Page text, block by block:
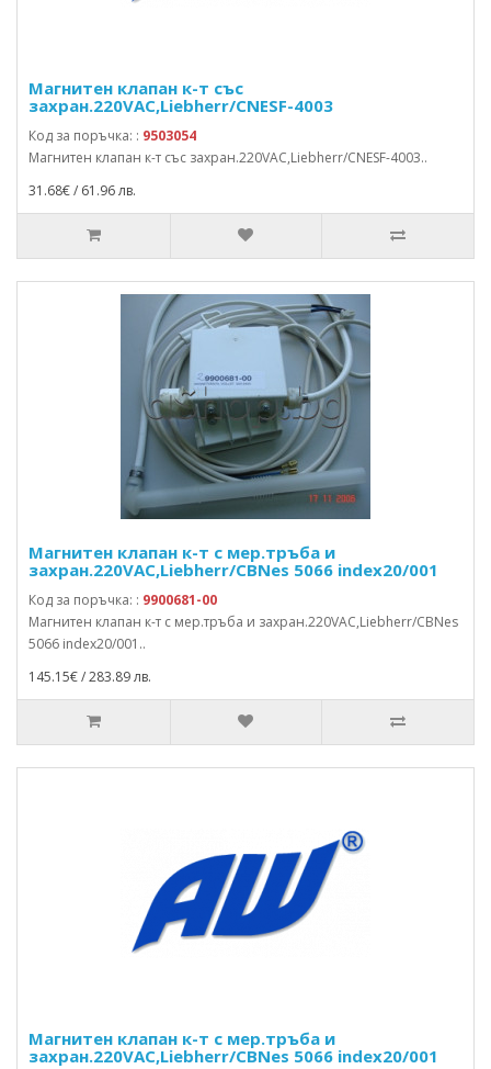
Магнитен клапан к-т със
захран.220VAC,Liebherr/CNESF-4003
Код за поръчка: : 9503054
Магнитен клапан к-т със захран.220VAC,Liebherr/CNESF-4003..
31.68€ / 61.96 лв.
Магнитен клапан к-т с мер.тръба и
захран.220VAC,Liebherr/CBNes 5066 index20/001
Код за поръчка: : 9900681-00
Магнитен клапан к-т с мер.тръба и захран.220VAC,Liebherr/CBNes
5066 index20/001..
145.15€ / 283.89 лв.
Магнитен клапан к-т с мер.тръба и
захран.220VAC,Liebherr/CBNes 5066 index20/001